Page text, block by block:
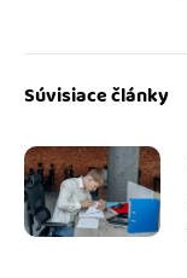
Súvisiace články